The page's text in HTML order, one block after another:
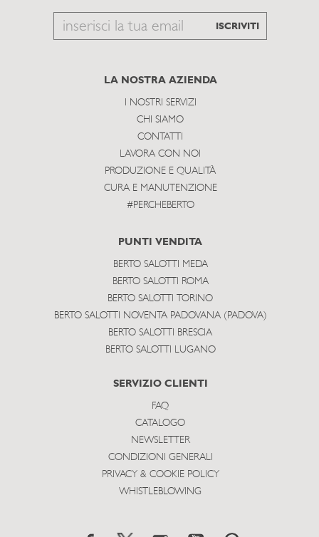
Email
subscribe
ISCRIVITI
LA NOSTRA AZIENDA
I NOSTRI SERVIZI
CHI SIAMO
CONTATTI
LAVORA CON NOI
PRODUZIONE E QUALITÀ
CURA E MANUTENZIONE
#PERCHEBERTO
PUNTI VENDITA
BERTO SALOTTI MEDA
BERTO SALOTTI ROMA
BERTO SALOTTI TORINO
BERTO SALOTTI NOVENTA PADOVANA (PADOVA)
BERTO SALOTTI BRESCIA
BERTO SALOTTI LUGANO
SERVIZIO CLIENTI
FAQ
CATALOGO
NEWSLETTER
CONDIZIONI GENERALI
PRIVACY & COOKIE POLICY
WHISTLEBLOWING